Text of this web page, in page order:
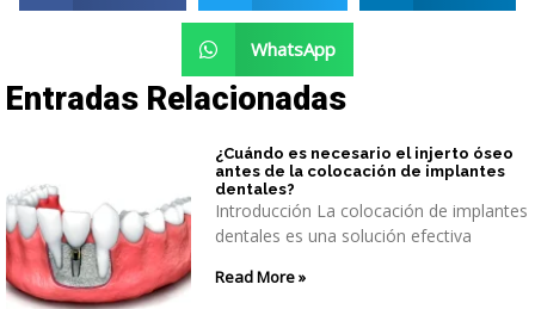
WhatsApp
Entradas Relacionadas
¿Cuándo es necesario el injerto óseo
antes de la colocación de implantes
dentales?
Introducción La colocación de implantes
dentales es una solución efectiva
Read More »